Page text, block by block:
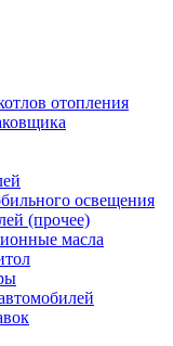
отопления
освещения
(прочее)
масла